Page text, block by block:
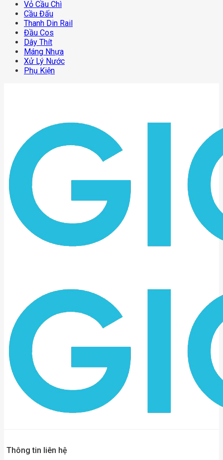
Vỏ Cầu Chì
Cầu Đấu
Thanh Din Rail
Đầu Cos
Dây Thít
Máng Nhựa
Xử Lý Nước
Phụ Kiện
Thông tin liên hệ